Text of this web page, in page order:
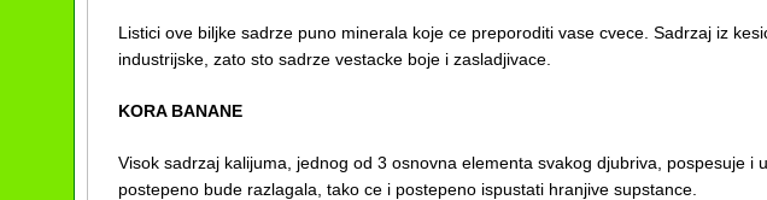
Listici ove biljke sadrze puno minerala koje ce preporoditi vase cvece. Sadrzaj iz
industrijske, zato sto sadrze vestacke boje i zasladjivace.
KORA BANANE
Visok sadrzaj kalijuma, jednog od 3 osnovna elementa svakog djubriva, pospesuje
postepeno bude razlagala, tako ce i postepeno ispustati hranjive supstance.